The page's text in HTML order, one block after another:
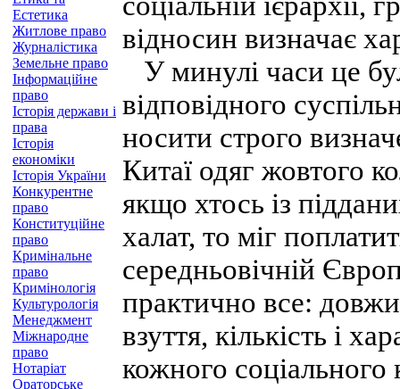
Естетика
Житлове право
Журналістика
Земельне право
Інформаційне
право
Історія держави і
права
Історія
економіки
Історія України
Конкурентне
право
Конституційне
право
Кримінальне
право
Кримінологія
Культурологія
Менеджмент
Міжнародне
право
Нотаріат
Ораторське
відносин визначає
У минулі часи це
відповідного
носити строго
Китаї одяг жовтого
якщо хтось із
халат, то міг
середньовічній
практично все:
взуття, кількість і
кожного